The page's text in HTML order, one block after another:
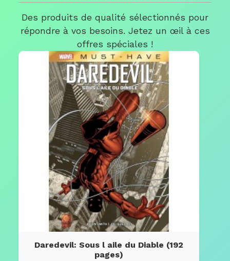
Des produits de qualité sélectionnés pour
répondre à vos besoins. Jetez un œil à ces
offres spéciales !
Daredevil: Sous l aile du Diable (192
pages)